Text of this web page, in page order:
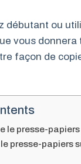
débutant ou
vous donnera
façon de
le presse-
presse-papiers